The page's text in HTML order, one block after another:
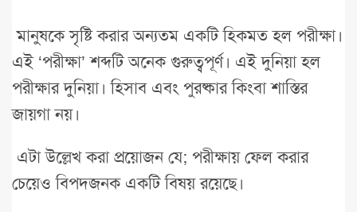
মানুষকে সৃষ্টি করার অন্যতম একটি হিকমত হল পরীক্ষা।
এই ‘পরীক্ষা’ শব্দটি অনেক গুরুত্বপূর্ণ। এই দুনিয়া হল
পরীক্ষার দুনিয়া। হিসাব এবং পুরষ্কার কিংবা শাস্তির
জায়গা নয়।
এটা উল্লেখ করা প্রয়োজন যে; পরীক্ষায় ফেল করার
চেয়েও বিপদজনক একটি বিষয় রয়েছে।